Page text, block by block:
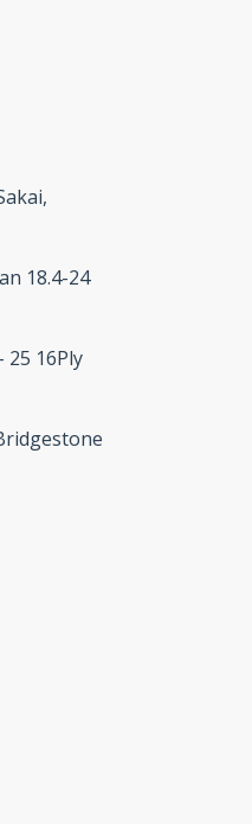
18.4-24
25 16Ply